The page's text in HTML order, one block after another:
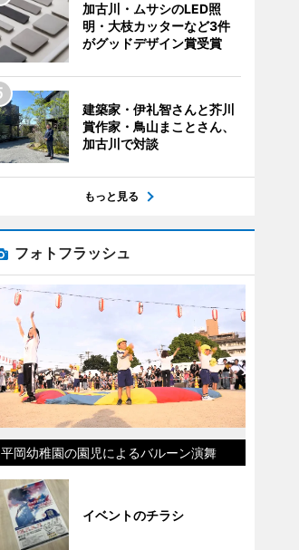
加古川・ムサシのLED照
明・大枝カッターなど3件
がグッドデザイン賞受賞
建築家・伊礼智さんと芥川
賞作家・鳥山まことさん、
加古川で対談
もっと見る
フォトフラッシュ
平岡幼稚園の園児によるバルーン演舞
イベントのチラシ